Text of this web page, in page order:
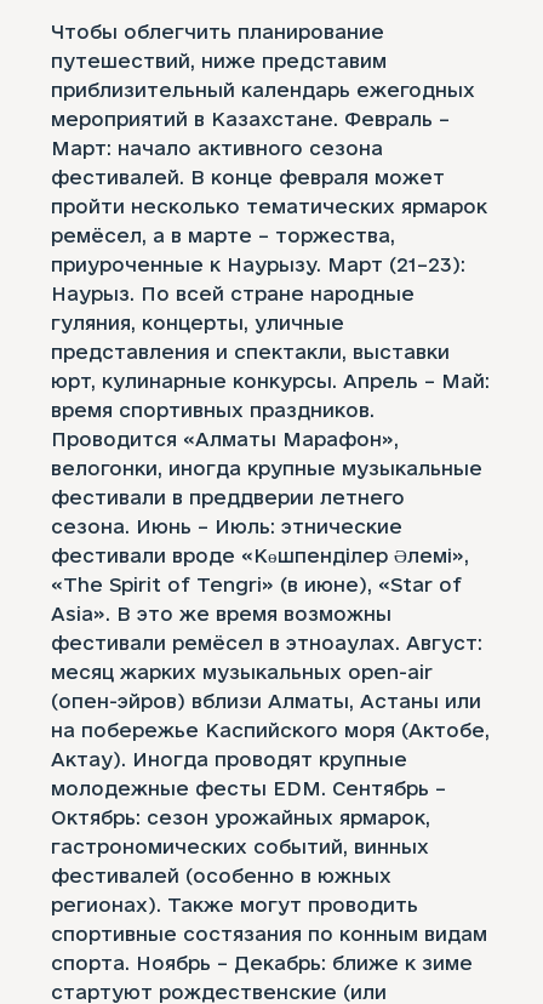
Чтобы облегчить планирование
путешествий, ниже представим
приблизительный календарь ежегодных
мероприятий в Казахстане. Февраль –
Март: начало активного сезона
фестивалей. В конце февраля может
пройти несколько тематических ярмарок
ремёсел, а в марте – торжества,
приуроченные к Наурызу. Март (21–23):
Наурыз. По всей стране народные
гуляния, концерты, уличные
представления и спектакли, выставки
юрт, кулинарные конкурсы. Апрель – Май:
время спортивных праздников.
Проводится «Алматы Марафон»,
велогонки, иногда крупные музыкальные
фестивали в преддверии летнего
сезона. Июнь – Июль: этнические
фестивали вроде «Көшпенділер Әлемі»,
«The Spirit of Tengri» (в июне), «Star of
Asia». В это же время возможны
фестивали ремёсел в этноаулах. Август:
месяц жарких музыкальных open-air
(опен-эйров) вблизи Алматы, Астаны или
на побережье Каспийского моря (Актобе,
Актау). Иногда проводят крупные
молодежные фесты EDM. Сентябрь –
Октябрь: сезон урожайных ярмарок,
гастрономических событий, винных
фестивалей (особенно в южных
регионах). Также могут проводить
спортивные состязания по конным видам
спорта. Ноябрь – Декабрь: ближе к зиме
стартуют рождественские (или